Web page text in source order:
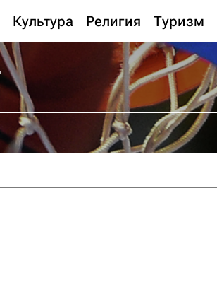
Культура Религия Туризм